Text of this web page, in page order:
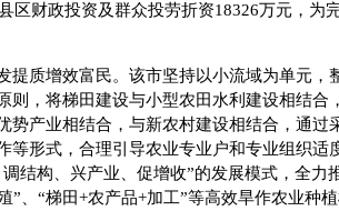
区财政投资及群众投劳折资18326万元，为
质增效富民。该市坚持以小流域为单元，
则，将梯田建设与小型农田水利建设相结合
势产业相结合，与新农村建设相结合，通过
等形式，合理引导农业专业户和专业组织适
结构、兴产业、促增收”的发展模式，全力
”、“梯田+农产品+加工”等高效旱作农业种